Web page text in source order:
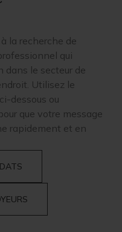
la recherche de
qui
dans le secteur de
Utilisez le
dessous ou
que votre message
rapidement et en